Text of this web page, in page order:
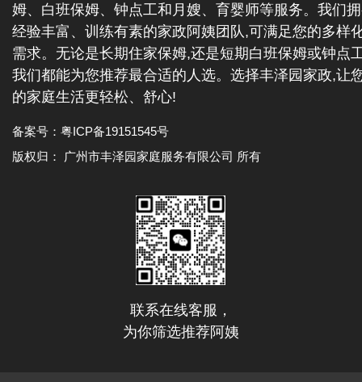
姆、白班保姆、钟点工和月嫂、育婴师等服务。我们
经验丰富、训练有素的家政阿姨团队,可满足您的多样
需求。无论是长期住家保姆,还是短期白班保姆或钟点
我们都能为您推荐最合适的人选。选择丰泽园家政,让
的家庭生活更轻松、舒心!
备案号： 粤ICP备19151545号
版权归： 广州市丰泽园家庭服务有限公司 所有
联系在线客服，
为你筛选推荐阿姨